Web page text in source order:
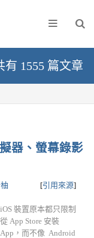
有 1555 篇文章
器、螢幕錄影
[引用來源]
iOS 裝置原本都只限制
從 App Store 安裝
App，而不像 Android